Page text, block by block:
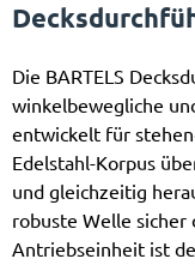
Die BARTELS
winkelbewegliche
entwickelt für
Edelstahl-Korpus
und gleichzeitig
robuste Welle sicher
Antriebseinheit ist